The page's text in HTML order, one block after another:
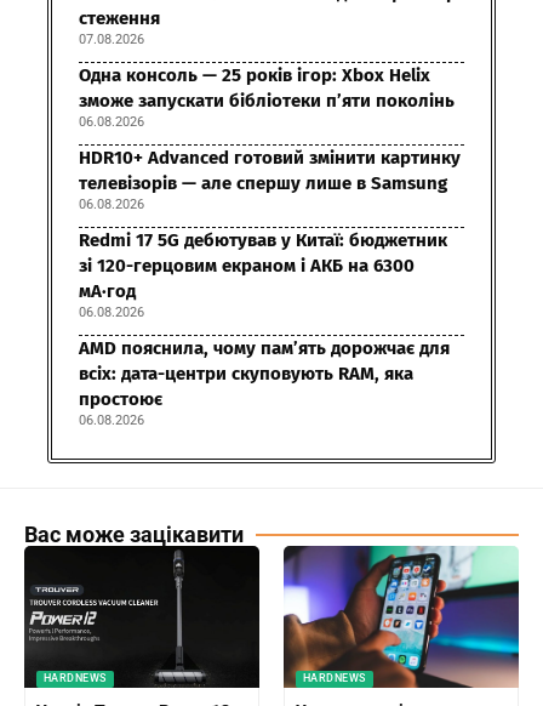
стеження
07.08.2026
Одна консоль — 25 років ігор: Xbox Helix
зможе запускати бібліотеки п’яти поколінь
06.08.2026
HDR10+ Advanced готовий змінити картинку
телевізорів — але спершу лише в Samsung
06.08.2026
Redmi 17 5G дебютував у Китаї: бюджетник
зі 120-герцовим екраном і АКБ на 6300
мА·год
06.08.2026
AMD пояснила, чому пам’ять дорожчає для
всіх: дата-центри скуповують RAM, яка
простоює
06.08.2026
Вас може зацікавити
HARDNEWS HARDNEWS